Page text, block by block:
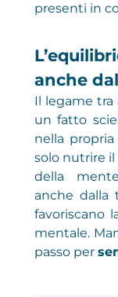
presenti in
anche
Il legame
un fatto
nella
solo nutrire il
della
anche dalla
favoriscano
mentale.
passo per